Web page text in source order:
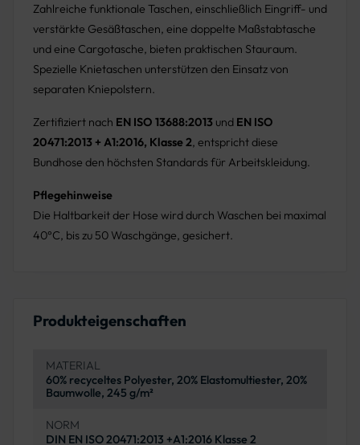
Zahlreiche funktionale Taschen, einschließlich Eingriff- und
verstärkte Gesäßtaschen, eine doppelte Maßstabtasche
und eine Cargotasche, bieten praktischen Stauraum.
Spezielle Knietaschen unterstützen den Einsatz von
separaten Kniepolstern.
Zertifiziert nach EN ISO 13688:2013 und EN ISO
20471:2013 + A1:2016, Klasse 2, entspricht diese
Bundhose den höchsten Standards für Arbeitskleidung.
Pflegehinweise
Die Haltbarkeit der Hose wird durch Waschen bei maximal
40°C, bis zu 50 Waschgänge, gesichert.
Produkteigenschaften
MATERIAL
60% recyceltes Polyester, 20% Elastomultiester, 20%
Baumwolle, 245 g/m²
NORM
DIN EN ISO 20471:2013 +A1:2016 Klasse 2